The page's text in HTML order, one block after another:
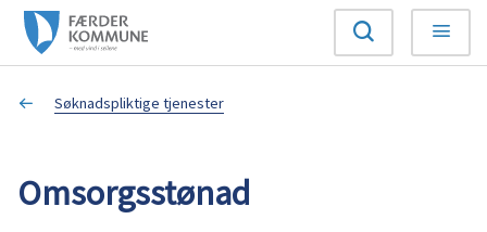
F
æ
d
Søk Meny
Du
her:
Søknadspliktige tjenester
Omsorgsstønad